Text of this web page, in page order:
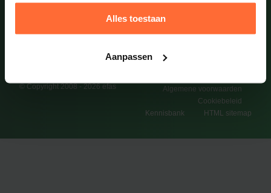
Alles toestaan
Aanpassen
praktisch
© Copyright 2008 - 2026 efas
Algemene voorwaarden
Cookiebeleid
Kennisbank
HTML sitemap